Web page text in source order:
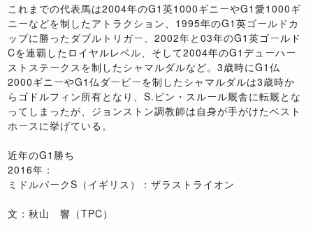
これまでの代表馬は2004年のG1英1000ギニーやG1愛1000ギ
ニーなどを制したアトラクション、1995年のG1英ゴールドカ
ップに勝ったダブルトリガー、2002年と03年のG1英ゴールド
Cを連覇したロイヤルレベル、そして2004年のG1デューハー
ストステークスを制したシャマルダルなど。3歳時にG1仏
2000ギニーやG1仏ダービーを制したシャマルダルは3歳時か
らゴドルフィン所有となり、S.ビン・スルール厩舎に転厩とな
ってしまったが、ジョンストン調教師は自身が手がけたベスト
ホースに挙げている。
近年のG1勝ち
2016年：
ミドルパークS（イギリス）：ザラストライオン
文：秋山 響（TPC）